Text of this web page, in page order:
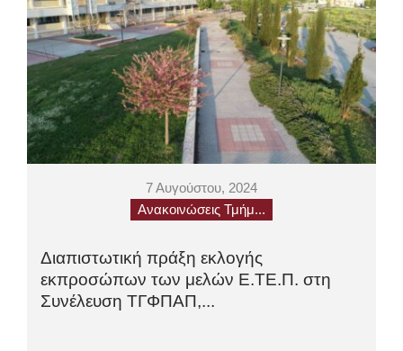
7 Αυγούστου, 2024
Ανακοινώσεις Τμήμ...
Διαπιστωτική πράξη εκλογής
εκπροσώπων των μελών Ε.ΤΕ.Π. στη
Συνέλευση ΤΓΦΠΑΠ,...